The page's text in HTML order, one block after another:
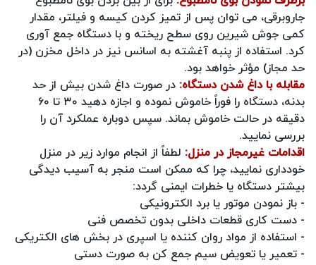
جاروبرقی، می‌ توان پس از تمیز کردن کیسه و فیلتر، مقدار
کمی جوش‌ شیرین روی سطح ریخته و با دستگاه جمع‌ آوری
کرد. استفاده از پنبه آغشته به اسانس نیز در داخل مخزن (در
حد مجاز) مؤثر خواهد بود.
مقابله با داغ شدن دستگاه: در صورت داغ شدن بیش از حد
بدنه، دستگاه را فوراً خاموش نموده و اجازه دهید ۳۰ تا ۶۰
دقیقه در حالت خاموش بماند. سپس دوباره عملکرد آن را
بررسی نمایید.
اقدامات غیرمجاز در منزل: لطفاً از انجام موارد زیر در منزل
خودداری نمایید، چرا که ممکن است منجر به آسیب‌ دیدگی
بیشتر دستگاه یا خطرات ایمنی گردد:
- باز نمودن موتور یا برد الکترونیکی
- دست‌ کاری قطعات داخلی بدون تخصص فنی
- استفاده از مواد روان‌ کننده یا اسپری در بخش‌ های الکتریکی
- تعمیر یا تعویض سیم‌ جمع‌ کن به‌ صورت دستی